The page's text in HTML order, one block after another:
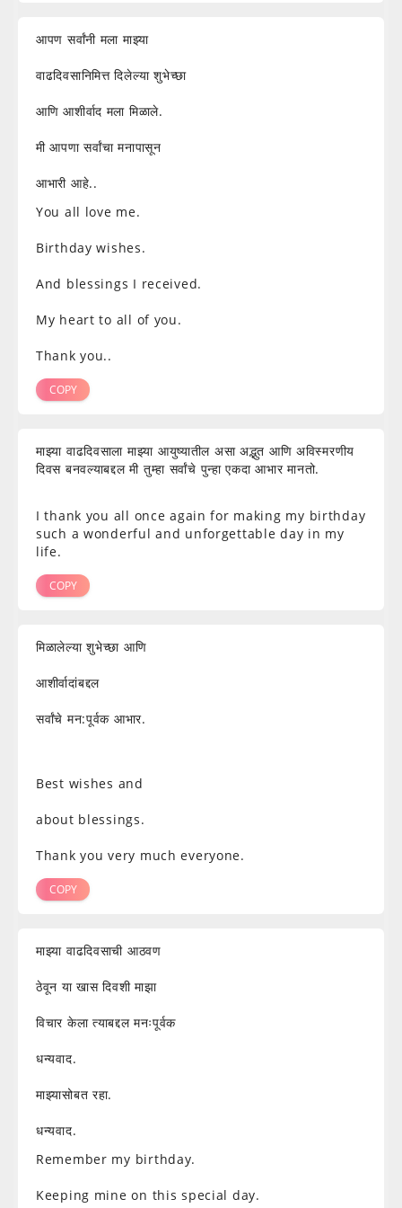
आपण सर्वांनी मला माझ्या
वाढदिवसानिमित्त दिलेल्या शुभेच्छा
आणि आशीर्वाद मला मिळाले.
मी आपणा सर्वांचा मनापासून
आभारी आहे..
You all love me.
Birthday wishes.
And blessings I received.
My heart to all of you.
Thank you..
COPY
माझ्या वाढदिवसाला माझ्या आयुष्यातील असा अद्भुत आणि अविस्मरणीय
दिवस बनवल्याबद्दल मी तुम्हा सर्वांचे पुन्हा एकदा आभार मानतो.
I thank you all once again for making my birthday
such a wonderful and unforgettable day in my
life.
COPY
मिळालेल्या शुभेच्छा आणि
आशीर्वादांबद्दल
सर्वांचे मन:पूर्वक आभार.
Best wishes and
about blessings.
Thank you very much everyone.
COPY
माझ्या वाढदिवसाची आठवण
ठेवून या खास दिवशी माझा
विचार केला त्याबद्दल मनःपूर्वक
धन्यवाद.
माझ्यासोबत रहा.
धन्यवाद.
Remember my birthday.
Keeping mine on this special day.